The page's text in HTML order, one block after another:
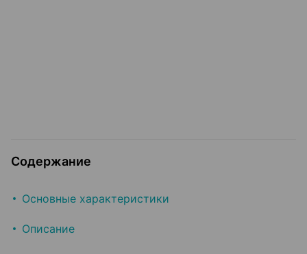
Содержание
Основные характеристики
Описание